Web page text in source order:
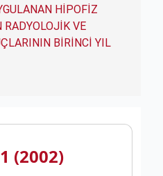
HİPOFİZ
RADYOLOJİK VE
BİRİNCİ YIL
(2002)